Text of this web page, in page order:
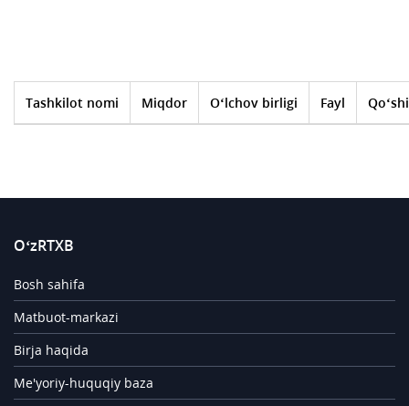
Tashkilot nomi Miqdor O‘lchov birligi Fayl
O‘zRTXB
Bosh sahifa
Matbuot-markazi
Birja haqida
Me'yoriy-huquqiy baza